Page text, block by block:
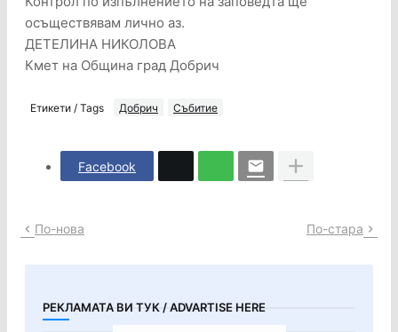
осъществявам лично аз.
ДЕТЕЛИНА НИКОЛОВА
Кмет на Община град Добрич
Етикети / Tags Добрич Събитие
Facebook
По-нова По-стара
РЕКЛАМАТА ВИ ТУК / ADVARTISE HERE